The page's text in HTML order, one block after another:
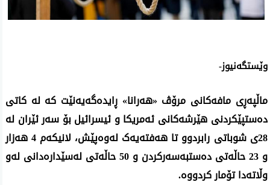
وێستگەنیوز-
ماڵپەڕی مافەکانی مرۆڤ «هەرانا» ڕایدەگەیەنێت کە لە کاتی
دەستپێکردنی هێرشەکانی ئەمریکا و ئیسرائیل بۆ سەر ئێران لە
28ی شوباتی رابردوو تا هەفتەیەک لەوەپێش، لانیکەم 4هەزار
و23حاڵەتی دەستبەسەرکردن و50حاڵەتی لەسێدارەدانی لەو
وڵاتەدا تۆمار کردووە.